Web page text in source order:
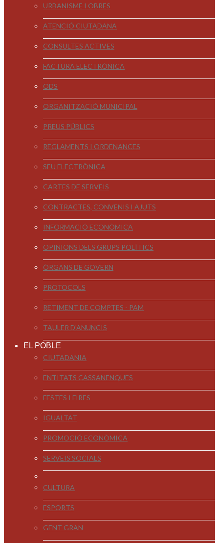
URBANISME I OBRES
ATENCIÓ CIUTADANA
CONSULTES ACTIVES
FACTURA ELECTRÒNICA
ODS
ORGANITZACIÓ MUNICIPAL
PREUS PÚBLICS
REGLAMENTS I ORDENANCES
SEU ELECTRÒNICA
CARTES DE SERVEIS
CONTRACTES, CONVENIS I AJUTS
INFORMACIÓ ECONÒMICA
OPINIONS DELS GRUPS POLÍTICS
ÒRGANS DE GOVERN
PROTOCOLS
RETIMENT DE COMPTES - PAM
TAULER D'ANUNCIS
EL POBLE
CIUTADANIA
ENTITATS CASSANENQUES
FESTES I FIRES
IGUALTAT
PROMOCIÓ ECONÒMICA
SERVEIS SOCIALS
CULTURA
ESPORTS
GENT GRAN